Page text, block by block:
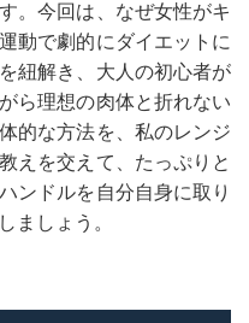
。今回は、なぜ女性がキ
動で劇的にダイエットに
紐解き、大人の初心者が
ら理想の肉体と折れない
的な方法を、私のレンジ
えを交えて、たっぷりと
ンドルを自分自身に取り
ましょう。